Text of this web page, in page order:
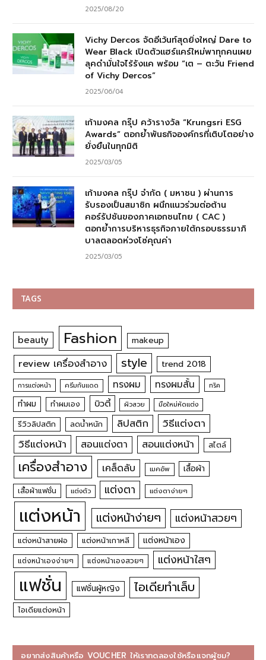
2025/08/20
Vichy Dercos จัดอีเว้นท์สุดยิ่งใหญ่ Dare to
Wear Black เปิดตัวแฮร์แคร์ใหม่พาทุกคนเผย
ลุคดำมั่นใจไร้รังแค พร้อม “เต – ตะวัน Friend
of Vichy Dercos”
2025/06/04
เก้ามงคล กรุ๊ป คว้ารางวัล “Krungsri ESG
Awards” ตอกย้ำพันธกิจองค์กรที่เติบโตอย่าง
ยั่งยืนในทุกมิติ
2025/03/05
เก้ามงคล กรุ๊ป จำกัด ( มหาชน ) ผ่านการ
รับรองเป็นสมาชิก ผนึกแนวร่วมต่อต้าน
คอร์รัปชันของภาคเอกชนไทย ( CAC )
ตอกย้ำการบริหารธุรกิจภายใต้กรอบธรรมาภิ
บาลตลอดห่วงโซ่คุณค่า
2025/03/05
TAGS
beauty Fashion makeup
review เครื่องสำอาง style trend 2018
การแต่งหน้า ครีมกันแดด ทรงผม ทรงผมสั้น ทริค
ทำผม ทำผมเอง บิวตี้ ผิวสวย มือใหม่หัดแต่ง
รีวิวลิปสติก ลดน้ำหนัก ลิปสติก
วิธีแต่งตา
วิธีแต่งหน้า
สอนแต่งตา สอนแต่งหน้า สไตล์
เครื่องสำอาง เคล็ดลับ เมคอัพ เสื้อผ้า
เสื้อผ้าแฟชั่น แต่งตัว แต่งตา แต่งตาง่ายๆ
แต่งหน้า แต่งหน้าง่ายๆ แต่งหน้าสวยๆ
แต่งหน้าสายฝอ แต่งหน้าเกาหลี แต่งหน้าเอง
แต่งหน้าเองง่ายๆ แต่งหน้าเองสวยๆ แต่งหน้าใสๆ
แฟชั่น แฟชั่นผู้หญิง ไอเดียทำเล็บ
ไอเดียแต่งหน้า
อยากส่งสินค้าหรือ VOUCHER ให้เราทดลองใช้หรือแจกผู้ชม?